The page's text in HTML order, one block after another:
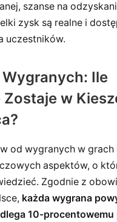
szanse na
zysk są realne i
uczestników.
Ile
w
od wygranych w
aspektów, o
Zgodnie z
każda wygrana
10-